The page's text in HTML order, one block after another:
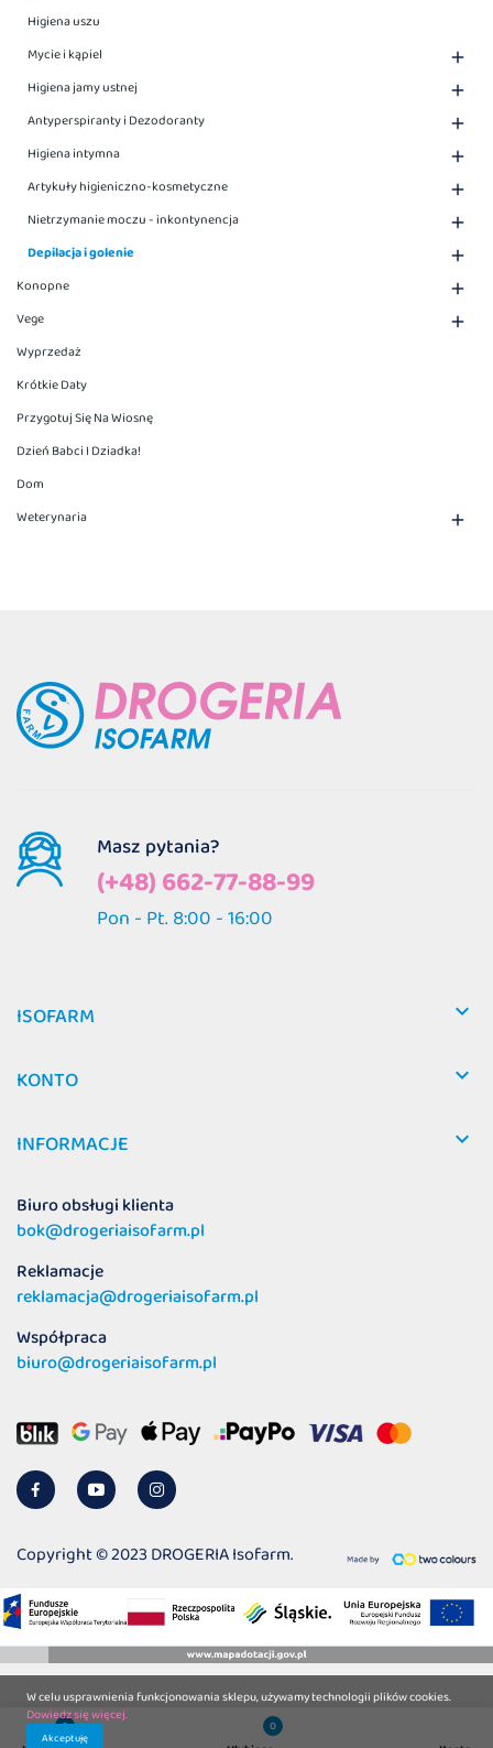
0 0
Higiena uszu
Mycie i kąpiel

Higiena jamy ustnej 
Antyperspiranty i Dezodoranty 
Higiena intymna 
Artykuły higieniczno-kosmetyczne 
Nietrzymanie moczu - inkontynencja 
Depilacja i golenie 
Konopne 
Vege 
Wyprzedaż
Krótkie Daty
Przygotuj Się Na Wiosnę
Dzień Babci I Dziadka!
Dom
Weterynaria

Masz pytania?
(+48) 662-77-88-99
Pon - Pt. 8:00 - 16:00
ISOFARM 
KONTO 
INFORMACJE 
Biuro obsługi klienta
bok@drogeriaisofarm.pl
Reklamacje
reklamacja@drogeriaisofarm.pl
Współpraca
biuro@drogeriaisofarm.pl
Copyright © 2023 DROGERIA Isofarm.
W celu usprawnienia funkcjonowania sklepu, używamy technologii plików cookies.
Dowiedz się więcej.
Akceptuję